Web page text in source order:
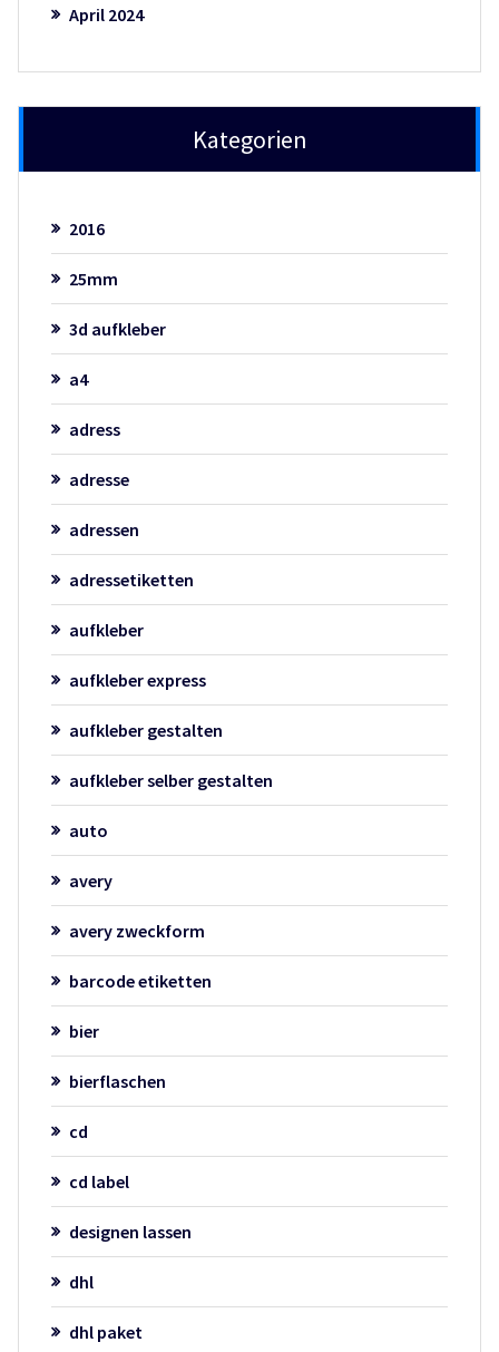
April 2024
Kategorien
2016
25mm
3d aufkleber
a4
adress
adresse
adressen
adressetiketten
aufkleber
aufkleber express
aufkleber gestalten
aufkleber selber gestalten
auto
avery
avery zweckform
barcode etiketten
bier
bierflaschen
cd
cd label
designen lassen
dhl
dhl paket